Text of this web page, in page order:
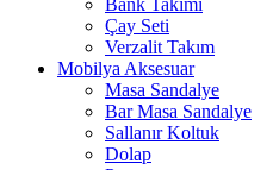
Bank Takımı
Çay Seti
Verzalit Takım
Mobilya Aksesuar
Masa Sandalye
Bar Masa Sandalye
Sallanır Koltuk
Dolap